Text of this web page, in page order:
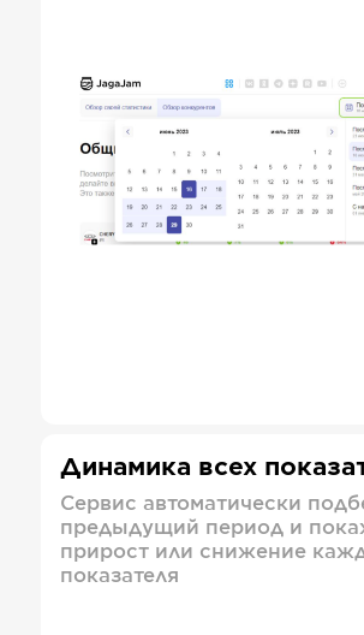
Динамика всех
Сервис автоматически
предыдущий период и
прирост или снижение
показателя